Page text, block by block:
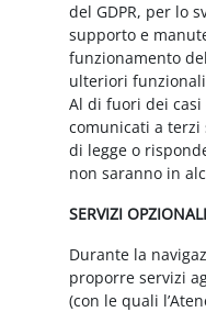
del GDPR, per lo
supporto e
funzionamento
ulteriori
Al di fuori dei
comunicati a
di legge o
non saranno in
SERVIZI OPZIONALI
Durante la
proporre servizi
(con le quali